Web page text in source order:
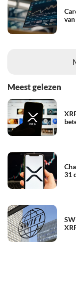
Meest gelezen
31